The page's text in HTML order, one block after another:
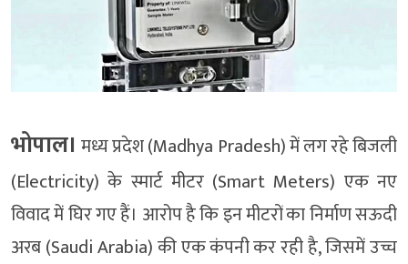
भोपाल। मध्य प्रदेश (Madhya Pradesh) में लग रहे बिजली
(Electricity) के स्मार्ट मीटर (Smart Meters) एक नए
विवाद में घिर गए हैं। आरोप है कि इन मीटरों का निर्माण सऊदी
अरब (Saudi Arabia) की एक कंपनी कर रही है, जिसमें उच्च